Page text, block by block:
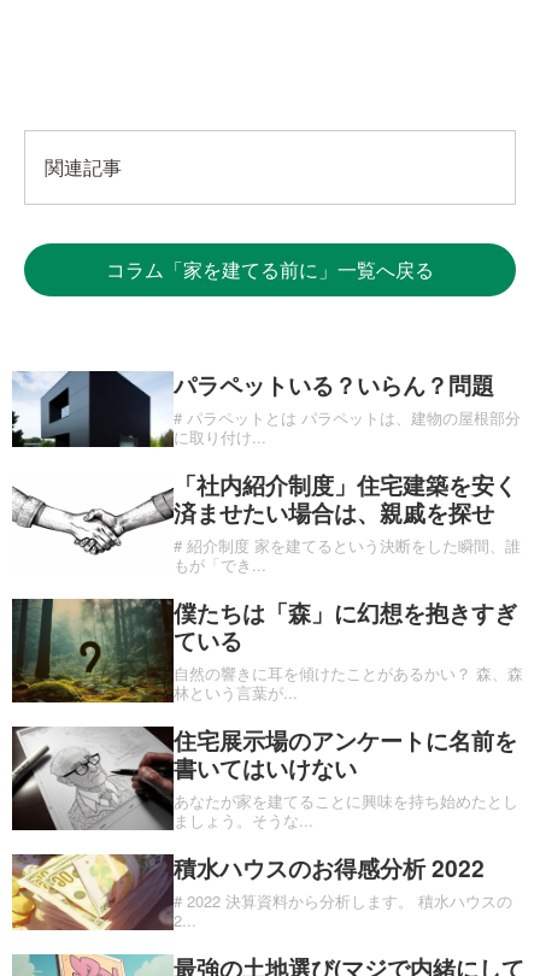
関連記事
コラム「家を建てる前に」一覧へ戻る
パラペットいる？いらん？問題
# パラペットとは パラペットは、建物の屋根部分
に取り付け...
「社内紹介制度」住宅建築を安く
済ませたい場合は、親戚を探せ
# 紹介制度 家を建てるという決断をした瞬間、誰
もが「でき ...
僕たちは「森」に幻想を抱きすぎ
ている
自然の響きに耳を傾けたことがあるかい？ 森、森
林という言葉が...
住宅展示場のアンケートに名前を
書いてはいけない
あなたが家を建てることに興味を持ち始めたとし
ましょう。そうな...
積水ハウスのお得感分析 2022
# 2022 決算資料から分析します。 積水ハウスの
2...
最強の土地選び(マジで内緒にして